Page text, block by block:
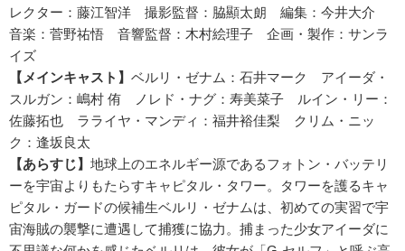
レクター：藤江智洋 撮影監督：脇顯太朗 編集：今井大介
音楽：菅野祐悟 音響監督：木村絵理子 企画・製作：サンラ
イズ
【メインキャスト】 ベルリ・ゼナム：石井マーク アイーダ・
スルガン：嶋村 侑 ノレド・ナグ：寿美菜子 ルイン・リー：
佐藤拓也 ラライヤ・マンディ：福井裕佳梨 クリム・ニッ
ク：逢坂良太
【あらすじ】 地球上のエネルギー源であるフォトン・バッテリ
ーを宇宙よりもたらすキャピタル・タワー。タワーを護るキャ
ピタル・ガードの候補生ベルリ・ゼナムは、初めての実習で宇
宙海賊の襲撃に遭遇して捕獲に協力。捕まった少女アイーダに